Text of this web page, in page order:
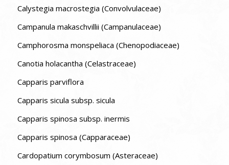
Calystegia macrostegia (Convolvulaceae)
Campanula makaschvillii (Campanulaceae)
Camphorosma monspeliaca (Chenopodiaceae)
Canotia holacantha (Celastraceae)
Capparis parviflora
Capparis sicula subsp. sicula
Capparis spinosa subsp. inermis
Capparis spinosa (Capparaceae)
Cardopatium corymbosum (Asteraceae)